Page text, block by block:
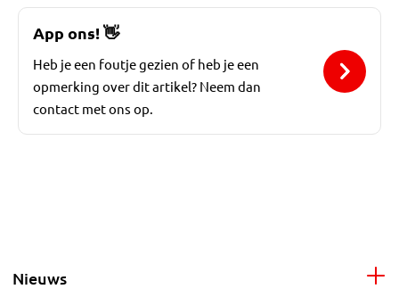
App ons!👋
Heb je een foutje gezien of heb je een
opmerking over dit artikel? Neem dan
contact met ons op.
Nieuws